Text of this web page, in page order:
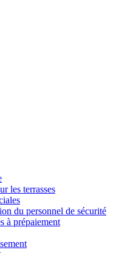
les terrasses
du personnel de sécurité
à prépaiement